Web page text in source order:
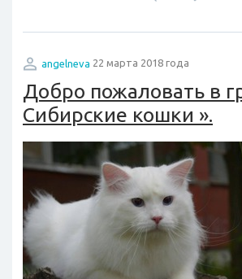
angelneva 22 марта 2018 года
Добро пожаловать в
Сибирские кошки ».